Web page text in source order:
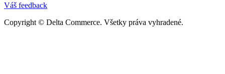
Váš feedback
Copyright © Delta Commerce. Všetky práva vyhradené.